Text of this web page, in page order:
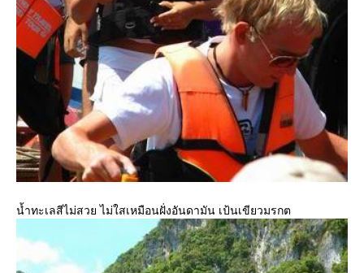
น้ำทะเลสีไม่สวย ไม่ใสเหมือนฝั่งอันดามัน เป้นเขียวมรกต